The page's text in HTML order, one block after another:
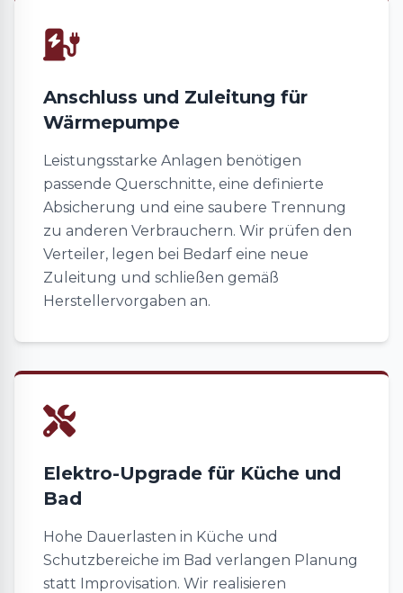
Anschluss und Zuleitung für
Wärmepumpe
Leistungsstarke Anlagen benötigen
passende Querschnitte, eine definierte
Absicherung und eine saubere Trennung
zu anderen Verbrauchern. Wir prüfen den
Verteiler, legen bei Bedarf eine neue
Zuleitung und schließen gemäß
Herstellervorgaben an.
Elektro-Upgrade für Küche und
Bad
Hohe Dauerlasten in Küche und
Schutzbereiche im Bad verlangen Planung
statt Improvisation. Wir realisieren